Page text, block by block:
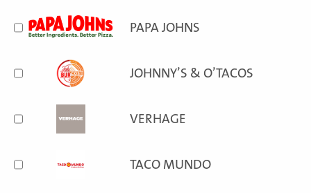
PAPA JOHNS
JOHNNY’S & O’TACOS
VERHAGE
TACO MUNDO